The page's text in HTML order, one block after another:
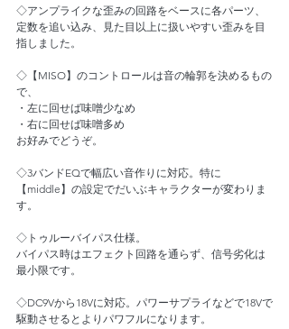
◇アンプライクな歪みの回路をベースに各パーツ、
定数を追い込み、見た目以上に扱いやすい歪みを目
指しました。
◇【MISO】のコントロールは音の輪郭を決めるもの
で、
・左に回せば味噌少なめ
・右に回せば味噌多め
お好みでどうぞ。
◇3バンドEQで幅広い音作りに対応。特に
【middle】の設定でだいぶキャラクターが変わりま
す。
◇トゥルーバイパス仕様。
バイパス時はエフェクト回路を通らず、信号劣化は
最小限です。
◇DC9Vから18Vに対応。パワーサプライなどで18Vで
駆動させるとよりパワフルになります。